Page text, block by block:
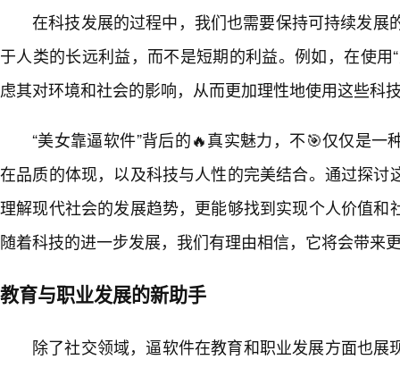
在科技发展的过程中，我们也需要保持可持续发展
于人类的长远利益，而不是短期的利益。例如，在使用
虑其对环境和社会的影响，从而更加理性地使用这些科
“美女靠逼软件”背后的🔥真实魅力，不🎯仅仅是一
在品质的体现，以及科技与人性的完美结合。通过探讨
理解现代社会的发展趋势，更能够找到实现个人价值和
随着科技的进一步发展，我们有理由相信，它将会带来
教育与职业发展的新助手
除了社交领域，逼软件在教育和职业发展方面也展